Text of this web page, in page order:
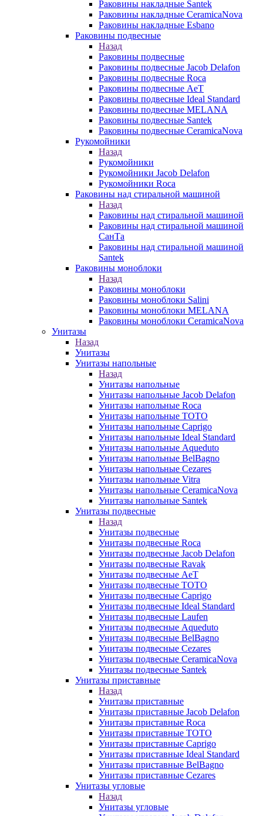
Раковины накладные Santek
Раковины накладные CeramicaNova
Раковины накладные Esbano
Раковины подвесные
Назад
Раковины подвесные
Раковины подвесные Jacob Delafon
Раковины подвесные Roca
Раковины подвесные AeT
Раковины подвесные Ideal Standard
Раковины подвесные MELANA
Раковины подвесные Santek
Раковины подвесные CeramicaNova
Рукомойники
Назад
Рукомойники
Рукомойники Jacob Delafon
Рукомойники Roca
Раковины над стиральной машиной
Назад
Раковины над стиральной машиной
Раковины над стиральной машиной
СанТа
Раковины над стиральной машиной
Santek
Раковины моноблоки
Назад
Раковины моноблоки
Раковины моноблоки Salini
Раковины моноблоки MELANA
Раковины моноблоки CeramicaNova
Унитазы
Назад
Унитазы
Унитазы напольные
Назад
Унитазы напольные
Унитазы напольные Jacob Delafon
Унитазы напольные Roca
Унитазы напольные TOTO
Унитазы напольные Caprigo
Унитазы напольные Ideal Standard
Унитазы напольные Aqueduto
Унитазы напольные BelBagno
Унитазы напольные Cezares
Унитазы напольные Vitra
Унитазы напольные CeramicaNova
Унитазы напольные Santek
Унитазы подвесные
Назад
Унитазы подвесные
Унитазы подвесные Roca
Унитазы подвесные Jacob Delafon
Унитазы подвесные Ravak
Унитазы подвесные AeT
Унитазы подвесные TOTO
Унитазы подвесные Caprigo
Унитазы подвесные Ideal Standard
Унитазы подвесные Laufen
Унитазы подвесные Aqueduto
Унитазы подвесные BelBagno
Унитазы подвесные Cezares
Унитазы подвесные CeramicaNova
Унитазы подвесные Santek
Унитазы приставные
Назад
Унитазы приставные
Унитазы приставные Jacob Delafon
Унитазы приставные Roca
Унитазы приставные TOTO
Унитазы приставные Caprigo
Унитазы приставные Ideal Standard
Унитазы приставные BelBagno
Унитазы приставные Cezares
Унитазы угловые
Назад
Унитазы угловые